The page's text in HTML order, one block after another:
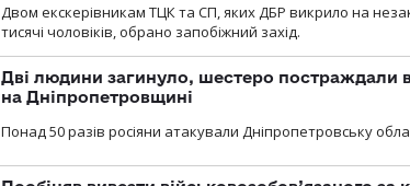
Двом екскерівникам ТЦК та СП, яких ДБР викрило на
тисячі чоловіків, обрано запобіжний захід.
Дві людини загинуло, шестеро постраждали
на Дніпропетровщині
Понад 50 разів росіяни атакували Дніпропетровську